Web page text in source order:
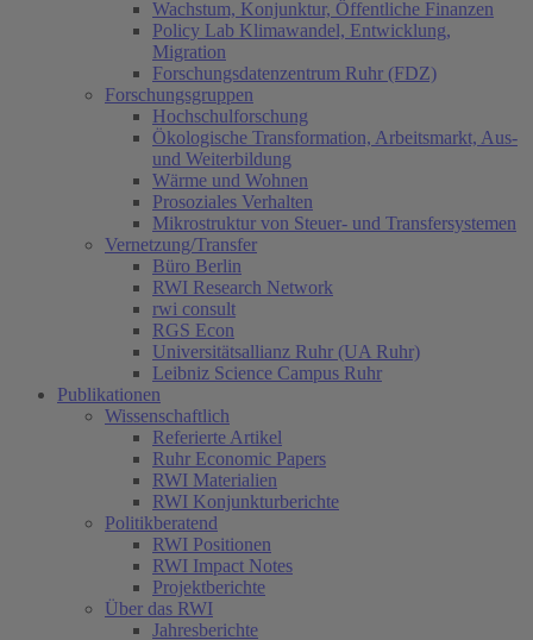
Wachstum, Konjunktur, Öffentliche Finanzen
Policy Lab Klimawandel, Entwicklung,
Migration
Forschungsdatenzentrum Ruhr (FDZ)
Forschungsgruppen
Hochschulforschung
Ökologische Transformation, Arbeitsmarkt, Aus-
und Weiterbildung
Wärme und Wohnen
Prosoziales Verhalten
Mikrostruktur von Steuer- und Transfersystemen
Vernetzung/Transfer
Büro Berlin
RWI Research Network
rwi consult
RGS Econ
Universitätsallianz Ruhr (UA Ruhr)
Leibniz Science Campus Ruhr
Publikationen
Wissenschaftlich
Referierte Artikel
Ruhr Economic Papers
RWI Materialien
RWI Konjunkturberichte
Politikberatend
RWI Positionen
RWI Impact Notes
Projektberichte
Über das RWI
Jahresberichte